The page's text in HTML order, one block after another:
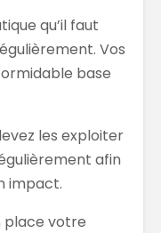
qu’il faut
Vos
base
les exploiter
afin
impact.
place votre